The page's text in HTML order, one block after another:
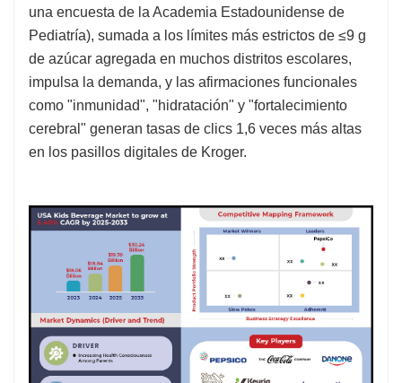
una encuesta de la Academia Estadounidense de
Pediatría), sumada a los límites más estrictos de ≤9 g
de azúcar agregada en muchos distritos escolares,
impulsa la demanda, y las afirmaciones funcionales
como "inmunidad", "hidratación" y "fortalecimiento
cerebral" generan tasas de clics 1,6 veces más altas
en los pasillos digitales de Kroger.